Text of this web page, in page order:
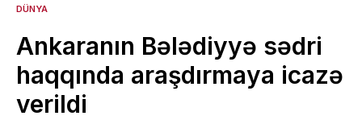
DÜNYA
Ankaranın Bələdiyyə sədri
haqqında araşdırmaya icazə
verildi